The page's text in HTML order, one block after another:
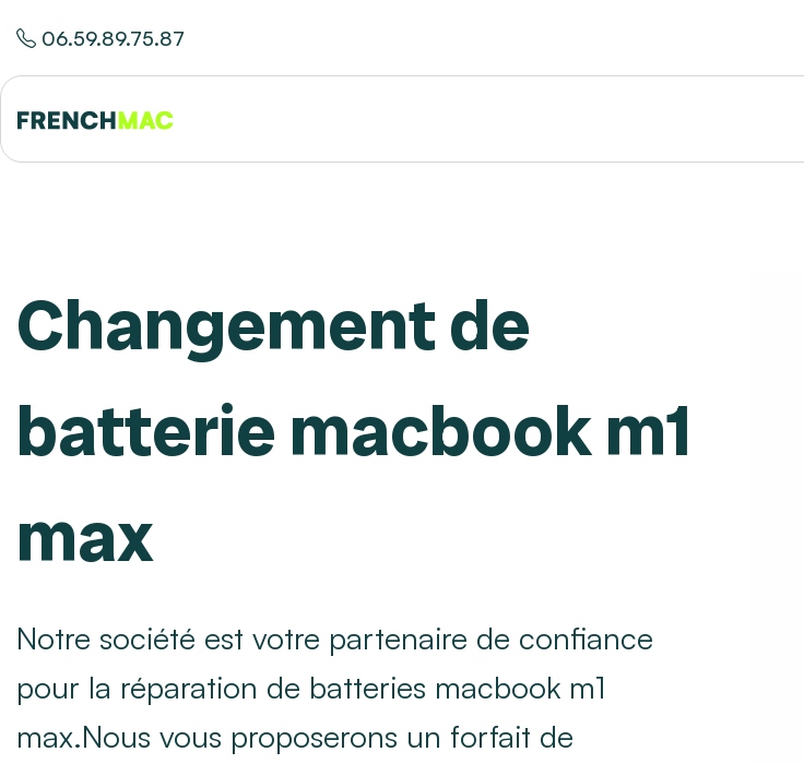
06.59.89.75.87
Changement de
batterie macbook m1
max
Notre société est votre partenaire de confiance
pour la réparation de batteries macbook m1
max.Nous vous proposerons un forfait de